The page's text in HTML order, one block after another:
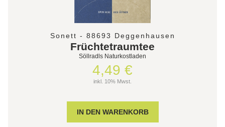
Sonett - 88693 Deggenhausen
Früchtetraumtee
Söllradls Naturkostladen
4,49 €
inkl. 10% Mwst.